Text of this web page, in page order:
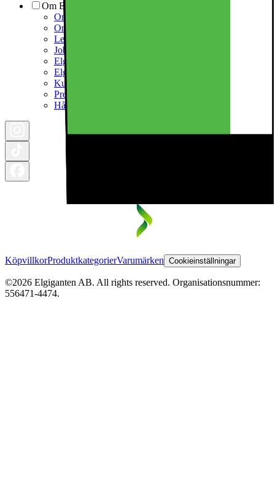
Om Elgiganten
Om oss
Om Elkjøp Nordic
Ledningsgrupp
Jobba hos oss
Elgigantenfonden
Elgiganten Företag
Kundklubb
Pressrum
Hållbarhet
KöpvillkorProduktkategorierVarumärken Cookieinställningar
©2026 Elgiganten AB. All rights reserved. Organisationsnummer:
556471-4474.